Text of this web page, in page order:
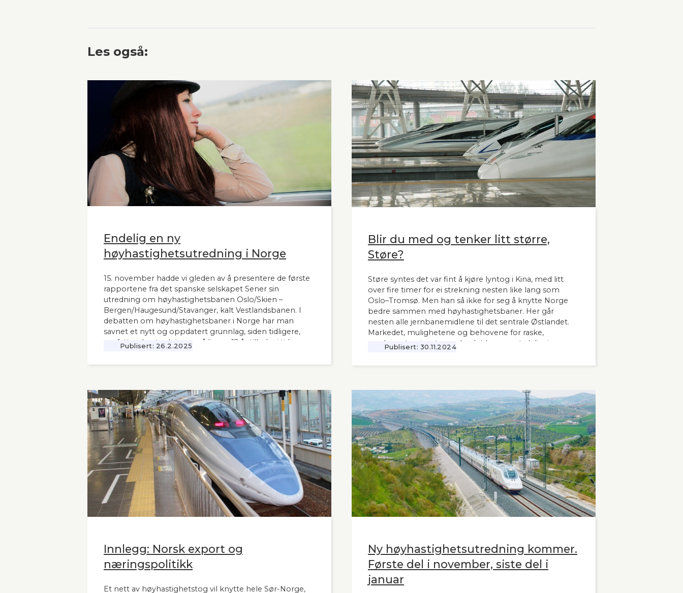
Les også:
Endelig en ny
høyhastighetsutredning i Norge
15. november hadde vi gleden av å presentere de første
rapportene fra det spanske selskapet Sener sin
utredning om høyhastighetsbanen Oslo/Skien –
Bergen/Haugesund/Stavanger, kalt Vestlandsbanen. I
debatten om høyhastighetsbaner i Norge har man
savnet et nytt og oppdatert grunnlag, siden tidligere,
omfattende utredninger nå ligger 12 år tilbake i tid.
andre aktuelle høyhastighetsbaner i Norge og til våre
Publisert: 26.2.2025
Blir du med og tenker litt større,
Støre?
Støre syntes det var fint å kjøre lyntog i Kina, med litt
over fire timer for ei strekning nesten like lang som
Oslo–Tromsø. Men han så ikke for seg å knytte Norge
bedre sammen med høyhastighetsbaner. Her går
nesten alle jernbanemidlene til det sentrale Østlandet.
Markedet, mulighetene og behovene for raske,
moderne tog i resten av landet har man tydeligvis
Lyntogforum Vestlandsbanen kronikken sin i Stavanger
Publisert: 30.11.2024
Innlegg: Norsk export og
næringspolitikk
Et nett av høyhastighetstog vil knytte hele Sør-Norge,
Ny høyhastighetsutredning kommer.
Første del i november, siste del i
januar